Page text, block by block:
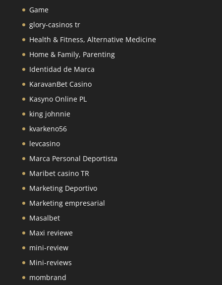
Game
glory-casinos tr
Health & Fitness, Alternative Medicine
Home & Family, Parenting
Identidad de Marca
KaravanBet Casino
Kasyno Online PL
king johnnie
kvarkeno56
levcasino
Marca Personal Deportista
Maribet casino TR
Marketing Deportivo
Marketing empresarial
Masalbet
Maxi reviewe
mini-review
Mini-reviews
mombrand